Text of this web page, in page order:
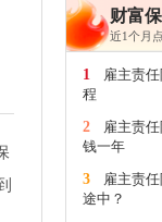
财富
近1个月
1
雇主责
程
2
雇主责
钱一年
3
雇主责
途中？